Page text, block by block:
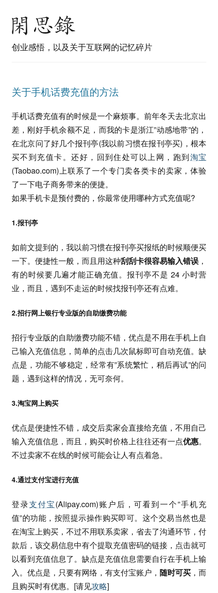
创业感悟，以及关于互联网的记忆碎片
关于手机话费充值的方法
手机话费充值有的时候是一个麻烦事。前年冬天去北京出
差，刚好手机余额不足，而我的卡是浙江”动感地带”的，
在北京问了好几个报刊亭(我以前习惯在报刊亭买)，根本
买不到充值卡。还好，回到住处可以上网，跑到淘宝
(Taobao.com)上联系了一个专门卖各类卡的卖家，体验
了一下电子商务带来的便捷。
如果手机卡是预付费的，你最常使用哪种方式充值呢?
1.报刊亭
如前文提到的，我以前习惯在报刊亭买报纸的时候顺便买
一下。便捷性一般，而且用这种刮刮卡很容易输入错误 ，
有的时候要几遍才能正确充值。报刊亭不是 24 小时营
业，而且，遇到不走运的时候找报刊亭还有点难。
2.招行网上银行专业版的自助缴费功能
招行专业版的自助缴费功能不错，优点是不用在手机上自
己输入充值信息，简单的点击几次鼠标即可自动充值。缺
点是，功能不够稳定，经常有”系统繁忙，稍后再试”的问
题，遇到这样的情况，无可奈何。
3.淘宝网上购买
优点是便捷性不错，成交后卖家会直接给充值，不用自己
输入充值信息，而且，购买时价格上往往还有一点优惠。
不过卖家不在线的时候可能会让人有点着急。
4.通过支付宝进行充值
登录支付宝(Alipay.com)账户后，可看到一个”手机充
值”的功能，按照提示操作购买即可。这个交易当然也是
在淘宝上购买，不过不用联系卖家，省去了沟通环节，付
款后，该交易信息中有个提取充值密码的链接，点击就可
以看到充值信息了。缺点是充值信息需要自行在手机上输
入。优点是，只要有网络，有支付宝账户， 随时可买 ，而
且购买时有优惠。[请见攻略]